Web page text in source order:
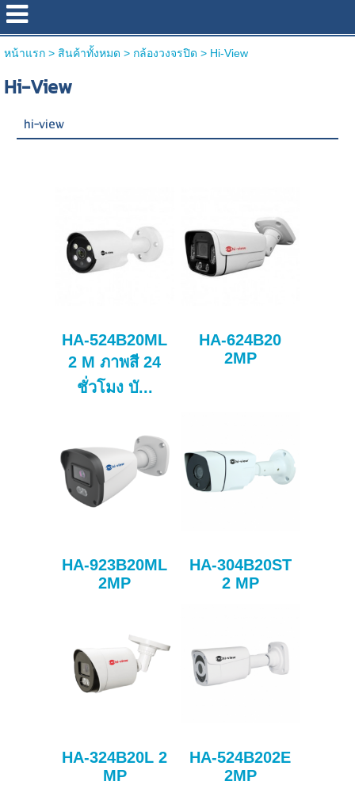
หน้าแรก> สินค้าทั้งหมด > กล้องวงจรปิด > Hi-View
Hi-View
hi-view
HA-524B20ML
2 M ภาพสี 24
ชั่วโมง บั...
HA-624B20
2MP
HA-923B20ML
2MP
HA-304B20ST
2 MP
HA-324B20L 2
MP
HA-524B202E
2MP